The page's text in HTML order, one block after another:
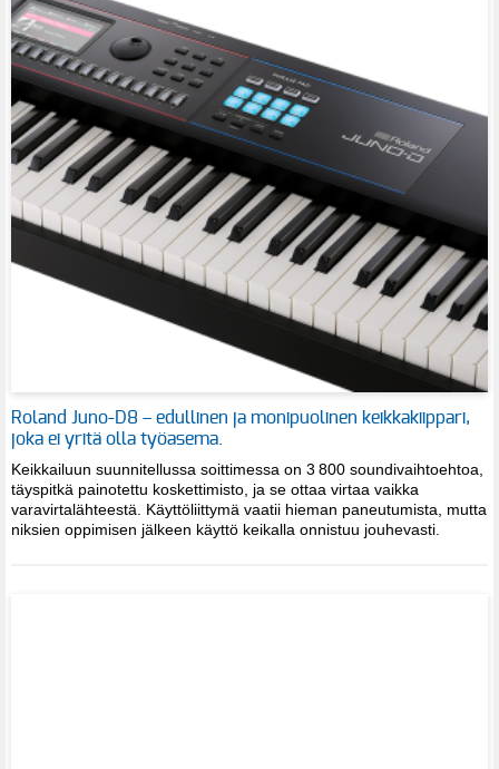
Roland Juno-D8 – edullinen ja monipuolinen keikkakiippari,
joka ei yritä olla työasema.
Keikkailuun suunnitellussa soittimessa on 3 800 soundivaihtoehtoa,
täyspitkä painotettu koskettimisto, ja se ottaa virtaa vaikka
varavirtalähteestä. Käyttöliittymä vaatii hieman paneutumista, mutta
niksien oppimisen jälkeen käyttö keikalla onnistuu jouhevasti.